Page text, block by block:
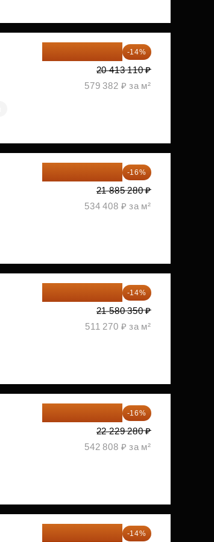
-14%
20 413 110 ₽
579 382 ₽ за м²
-16%
21 885 280 ₽
534 408 ₽ за м²
-14%
21 580 350 ₽
511 270 ₽ за м²
-16%
22 229 280 ₽
542 808 ₽ за м²
-14%